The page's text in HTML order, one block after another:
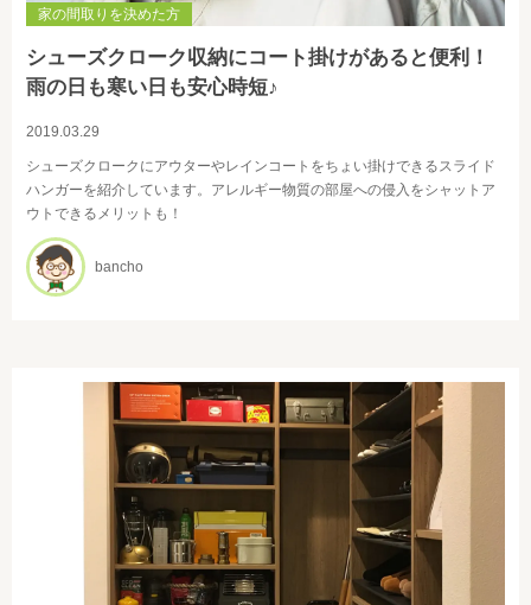
家の間取りを決めた方
シューズクローク収納にコート掛けがあると便利！
雨の日も寒い日も安心時短♪
2019.03.29
シューズクロークにアウターやレインコートをちょい掛けできるスライド
ハンガーを紹介しています。アレルギー物質の部屋への侵入をシャットア
ウトできるメリットも！
bancho